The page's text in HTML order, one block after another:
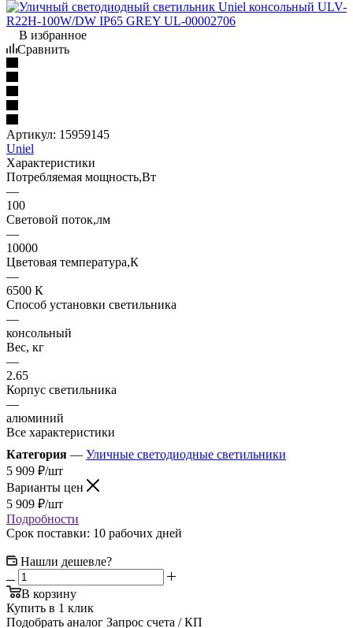
В избранное
Сравнить
Артикул: 15959145
Uniel
Характеристики
Потребляемая мощность,Вт
—
100
Световой поток,лм
—
10000
Цветовая температура,К
—
6500 К
Способ установки светильника
—
консольный
Вес, кг
—
2.65
Корпус светильника
—
алюминий
Все характеристики
Категория — Уличные светодиодные светильники
5 909 ₽/шт
Варианты цен
5 909 ₽/шт
Подробности
Срок поставки: 10 рабочих дней
Нашли дешевле?
В корзину
Купить в 1 клик
Подобрать аналог Запрос счета / КП